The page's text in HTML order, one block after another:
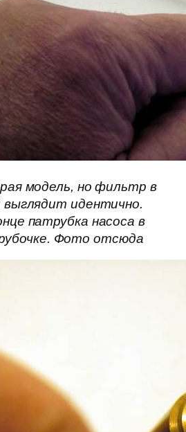
модель, но фильтр в
выглядит идентично.
патрубка насоса в
Фото отсюда